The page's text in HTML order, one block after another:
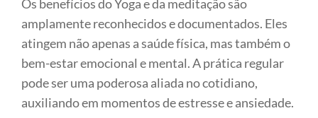
Os benefícios do Yoga e da meditação são
amplamente reconhecidos e documentados. Eles
atingem não apenas a saúde física, mas também o
bem-estar emocional e mental. A prática regular
pode ser uma poderosa aliada no cotidiano,
auxiliando em momentos de estresse e ansiedade.